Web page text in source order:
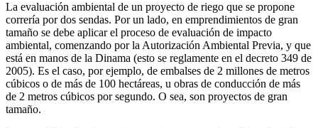
La evaluación ambiental de un proyecto de riego que se propone
correría por dos sendas. Por un lado, en emprendimientos de gran
tamaño se debe aplicar el proceso de evaluación de impacto
ambiental, comenzando por la Autorización Ambiental Previa, y que
está en manos de la Dinama (esto se reglamente en el decreto 349 de
2005). Es el caso, por ejemplo, de embalses de 2 millones de metros
cúbicos o de más de 100 hectáreas, u obras de conducción de más
de 2 metros cúbicos por segundo. O sea, son proyectos de gran
tamaño.